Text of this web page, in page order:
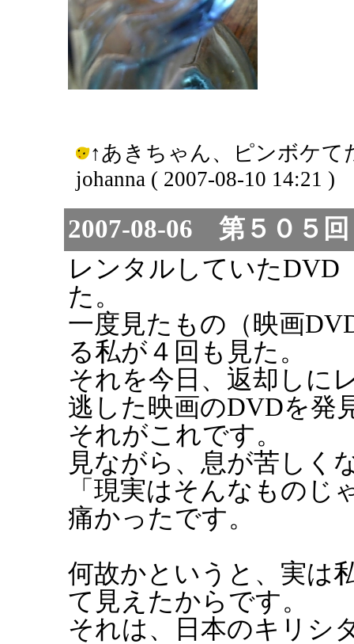
↑あきちゃん、ピンボケて
johanna ( 2007-08-10 14:21 )
2007-08-06 第５０５
レンタルしていたDVD
た。
一度見たもの（映画
る私が４回も見た。
それを今日、返却しに
逃した映画のDVDを発
それがこれです。
見ながら、息が苦しく
「現実はそんなものじ
痛かったです。
何故かというと、実は
て見えたからです。
それは、日本のキリシ